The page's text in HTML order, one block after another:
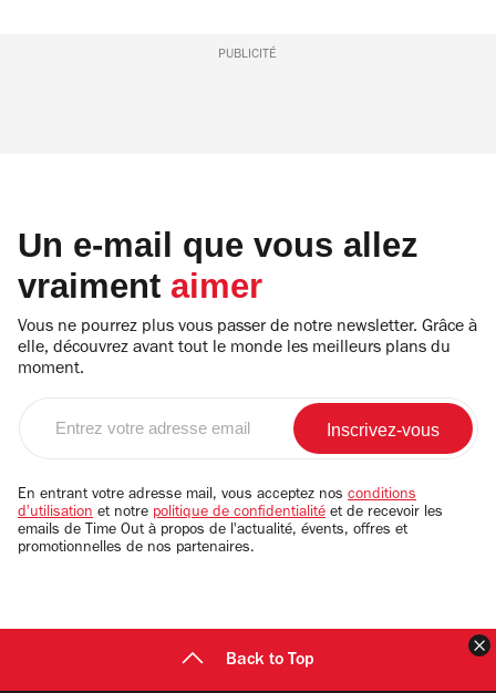
PUBLICITÉ
Un e-mail que vous allez
vraiment aimer
Vous ne pourrez plus vous passer de notre newsletter. Grâce à
elle, découvrez avant tout le monde les meilleurs plans du
moment.
email
En entrant votre adresse mail, vous acceptez nos conditions
d'utilisation et notre politique de confidentialité et de recevoir les
emails de Time Out à propos de l'actualité, évents, offres et
promotionnelles de nos partenaires.
Back to Top